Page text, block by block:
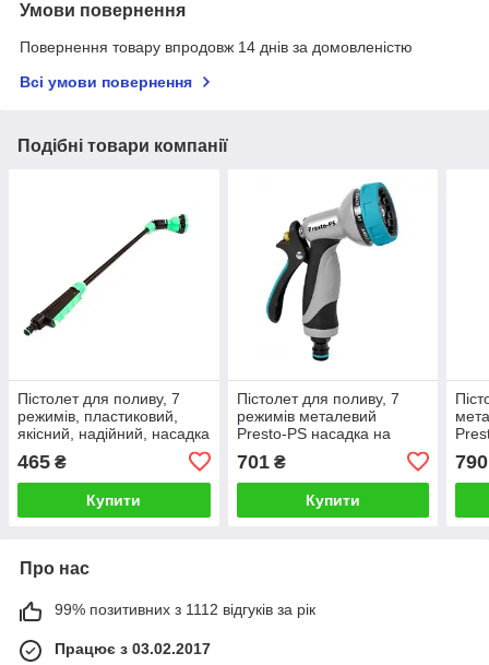
Умови повернення
Повернення товару впродовж 14 днів за домовленістю
Всі умови повернення
Подібні товари компанії
Пістолет для поливу, 7
режимів, пластиковий,
якісний, надійний, насадка
для поливу Presto-PS арт.
4444
465 ₴
Купити
Пістолет для поливу, 7
режимів металевий
Presto-PS насадка на
701₴
Купити
790
Про нас
99% позитивних з 1112 відгуків за рік
Працює з 03.02.2017